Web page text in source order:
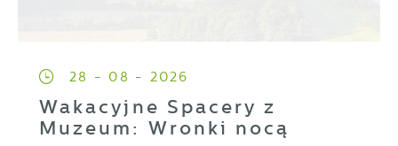
28 - 08 - 2026
Wakacyjne Spacery z
Muzeum: Wronki nocą